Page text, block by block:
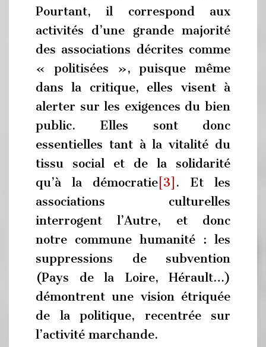
Pourtant, il correspond aux
activités d’une grande majorité
des associations décrites comme
« politisées », puisque même
dans la critique, elles visent à
alerter sur les exigences du bien
public. Elles sont donc
essentielles tant à la vitalité du
tissu social et de la solidarité
qu’à la démocratie [3] . Et les
associations culturelles
interrogent l’Autre, et donc
notre commune humanité : les
suppressions de subvention
(Pays de la Loire, Hérault…)
démontrent une vision étriquée
de la politique, recentrée sur
l’activité marchande.